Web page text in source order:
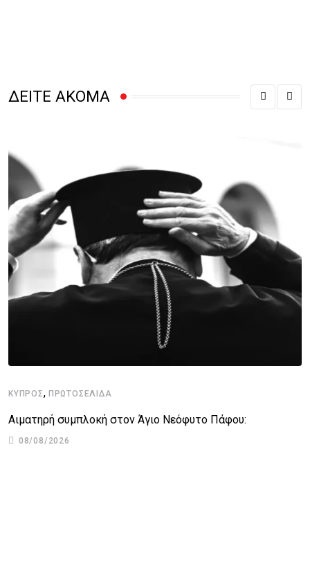
ΔΕΙΤΕ ΑΚΟΜΑ
ΚΎΠΡΟΣ, ΠΡΩΤΟΣΈΛΙΔΑ
Αιματηρή συμπλοκή στον Άγιο Νεόφυτο Πάφου:
08/08/2026